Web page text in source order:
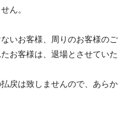
ん。
いお客様、周りのお客様のご
お客様は、退場とさせていた
戻は致しませんので、あらか